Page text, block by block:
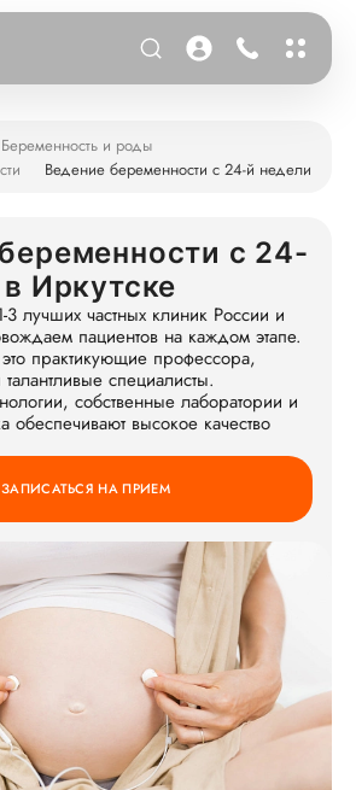
Беременность и роды
Ведение беременности с 24-й недели
с 24-
Иркутске
лучших частных клиник России и
пациентов на каждом этапе.
практикующие профессора,
специалисты.
собственные лаборатории и
обеспечивают высокое качество
ЗАПИСАТЬСЯ НА ПРИЕМ